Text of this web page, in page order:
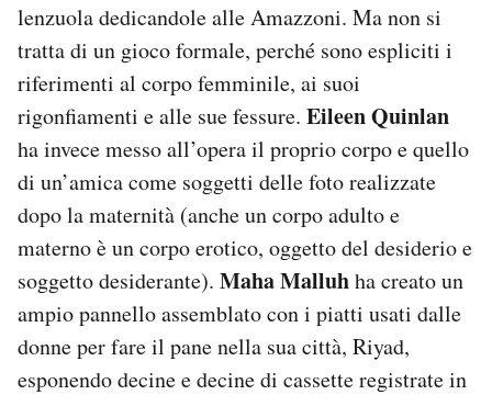
lenzuola dedicandole alle Amazzoni. Ma non si
tratta di un gioco formale, perché sono espliciti i
riferimenti al corpo femminile, ai suoi
rigonfiamenti e alle sue fessure. Eileen Quinlan
ha invece messo all’opera il proprio corpo e quello
di un’amica come soggetti delle foto realizzate
dopo la maternità (anche un corpo adulto e
materno è un corpo erotico, oggetto del desiderio e
soggetto desiderante). Maha Malluhha creato un
ampio pannello assemblato con i piatti usati dalle
donne per fare il pane nella sua città, Riyad,
esponendo decine e decine di cassette registrate in